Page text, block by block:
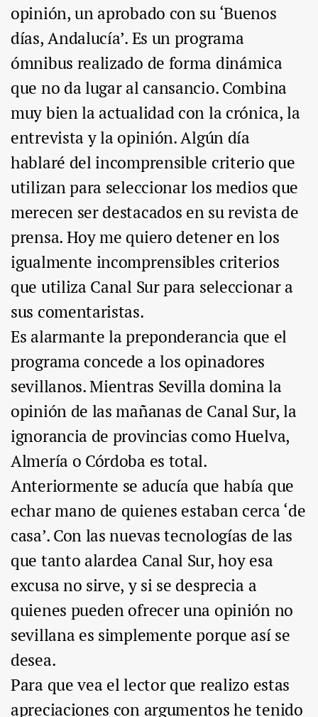
opinión, un aprobado con su ‘Buenos
días, Andalucía’. Es un programa
ómnibus realizado de forma dinámica
que no da lugar al cansancio. Combina
muy bien la actualidad con la crónica, la
entrevista y la opinión. Algún día
hablaré del incomprensible criterio que
utilizan para seleccionar los medios que
merecen ser destacados en su revista de
prensa. Hoy me quiero detener en los
igualmente incomprensibles criterios
que utiliza Canal Sur para seleccionar a
sus comentaristas.
Es alarmante la preponderancia que el
programa concede a los opinadores
sevillanos. Mientras Sevilla domina la
opinión de las mañanas de Canal Sur, la
ignorancia de provincias como Huelva,
Almería o Córdoba es total.
Anteriormente se aducía que había que
echar mano de quienes estaban cerca ‘de
casa’. Con las nuevas tecnologías de las
que tanto alardea Canal Sur, hoy esa
excusa no sirve, y si se desprecia a
quienes pueden ofrecer una opinión no
sevillana es simplemente porque así se
desea.
Para que vea el lector que realizo estas
apreciaciones con argumentos he tenido